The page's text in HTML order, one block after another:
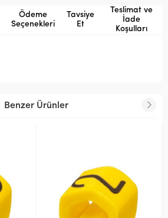
Ödeme
Seçenekleri
Tavsiye
Et
Teslimat ve
İade
Koşulları
Benzer Ürünler